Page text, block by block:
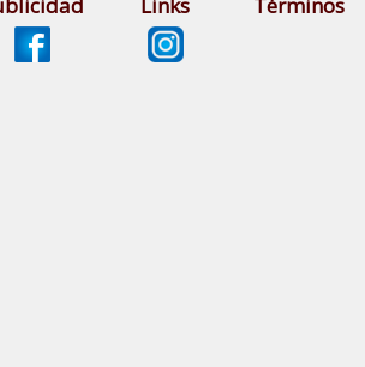
Links Términos